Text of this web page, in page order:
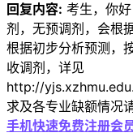
回复内容: 考生，你
剂，无预调剂，会根
根据初步分析预测，
收调剂，详见
http://
求及各专业缺额情况
手机快速免费注册会